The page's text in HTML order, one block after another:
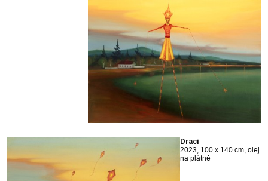
Draci
2023, 100 x 140 cm, olej
na plátně